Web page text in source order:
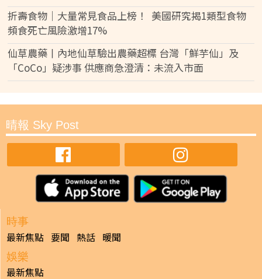
折壽食物｜大量常見食品上榜！ 美國研究揭1類型食物
頻食死亡風險激增17%
仙草農藥丨內地仙草驗出農藥超標 台灣「鮮芋仙」及
「CoCo」疑涉事 供應商急澄清：未流入市面
晴報 Sky Post
時事
最新焦點 要聞 熱話 暖聞
娛樂
最新焦點